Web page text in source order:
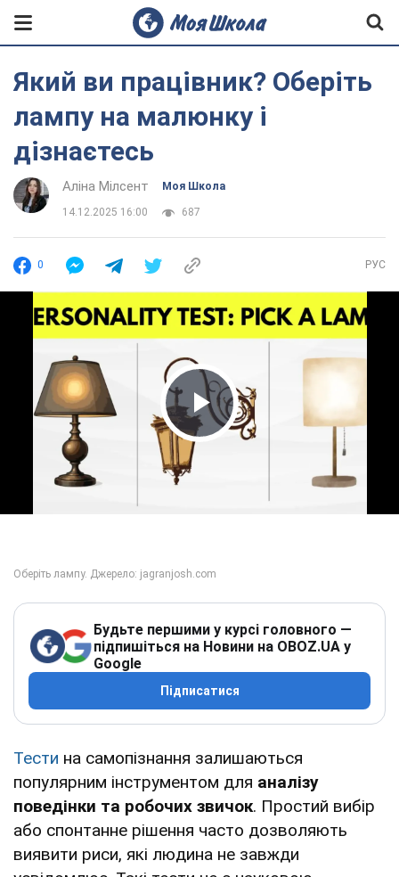
Який ви працівник? Оберіть
лампу на малюнку і
дізнаєтесь
Аліна Мілсент Моя Школа
14.12.2025 16:00 687
0 РУС
Play Video
Будьте першими у курсі головного —
підпишіться на Новини на OBOZ.UA у
Google
Підписатися
Тести на самопізнання залишаються
популярним інструментом для аналізу
поведінки та робочих звичок. Простий вибір
або спонтанне рішення часто дозволяють
виявити риси, які людина не завжди